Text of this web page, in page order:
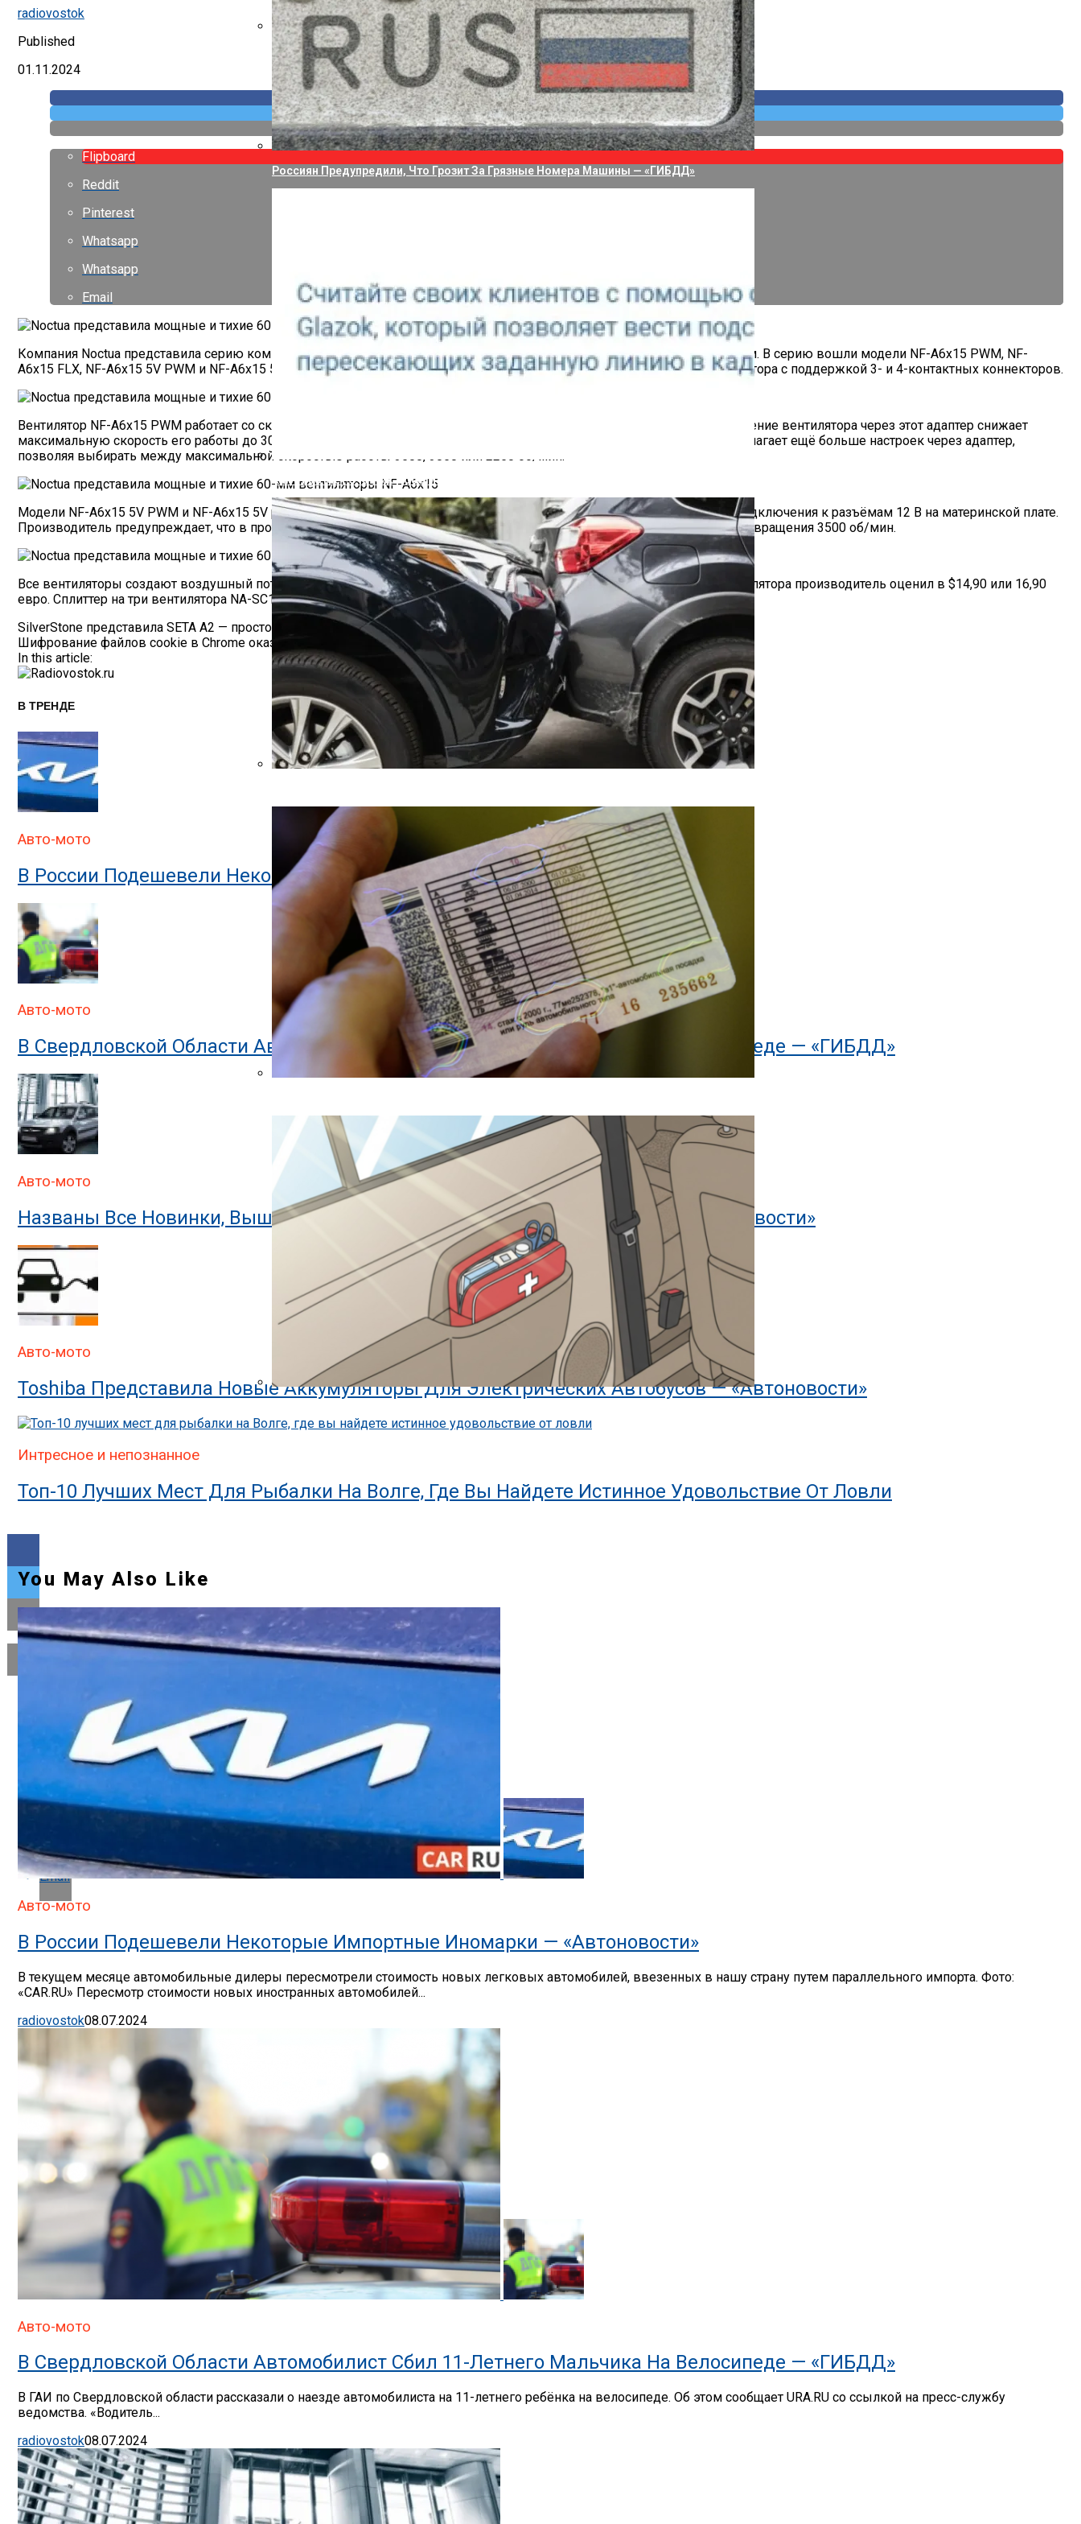
Canon Выпустила Приложение Для Стриминга С Нескольких Камер, Но Не Своих Собственных
Россиян Предупредили, Что Грозит За Грязные Номера Машины — «ГИБДД»
Как Работает Счетчик Посетителей Магазина
radiovostok
Published
01.11.2024
Flipboard
Reddit
Pinterest
Whatsapp
Whatsapp
Email
Компания Noctua представила серию компактных корпусных вентиляторов NF-A6x15 размером 60 мм и толщиной 15 мм. В серию вошли модели NF-A6x15 PWM, NF-
A6x15 FLX, NF-A6x15 5V PWM и NF-A6x15 5V. Кроме того, производитель представил сплиттер NA-SC1 Sx2 на три вентилятора с поддержкой 3- и 4-контактных коннекторов.
Вентилятор NF-A6x15 PWM работает со скоростью до 3500 об/мин и поставляется со специальным адаптером. Подключение вентилятора через этот адаптер снижает
максимальную скорость его работы до 3050 об/мин, тем самым и уменьшая уровень шума. Модель NF-A6x15 FLX предлагает ещё больше настроек через адаптер,
позволяя выбирать между максимальной скоростью работы 3500, 3050 или 2250 об/мин.
Модели NF-A6x15 5V PWM и NF-A6x15 5V рассчитаны на питание с напряжением 5 В и не предназначены для прямого подключения к разъёмам 12 В на материнской плате.
Производитель предупреждает, что в противном случае вентиляторы будут повреждены. Новинки обладает скоростью вращения 3500 об/мин.
Все вентиляторы создают воздушный поток до 23,4 CFM и обладают уровнем шума до 19,8 дБА. Каждую модель вентилятора производитель оценил в $14,90 или 16,90
евро. Сплиттер на три вентилятора NA-SC1 Sx2 компания оценила в $9,90 или 9,90 евро.
Навигация
По
SilverStone представила SETA A2 — просторный корпус для игровых систем и рабочих станций
Шифрование файлов cookie в Chrome оказалось легко взломать, но в Google заявили, что так и задумано
In this article:
В ТРЕНДЕ
Авто-мото
В России Подешевели Некоторые Импортные Иномарки — «Автоновости»
Авто-мото
В Свердловской Области Автомобилист Сбил 11-Летнего Мальчика На Велосипеде — «ГИБДД»
Авто-мото
Названы Все Новинки, Вышедшие На Российский Авторынок В Июне — «Автоновости»
Авто-мото
Toshiba Представила Новые Аккумуляторы Для Электрических Автобусов — «Автоновости»
Интресное и непознанное
Топ-10 Лучших Мест Для Рыбалки На Волге, Где Вы Найдете Истинное Удовольствие От Ловли
Pinterest
Whatsapp
Email
You May Also Like
Авто-мото
В России Подешевели Некоторые Импортные Иномарки — «Автоновости»
В текущем месяце автомобильные дилеры пересмотрели стоимость новых легковых автомобилей, ввезенных в нашу страну путем параллельного импорта. Фото:
«CAR.RU» Пересмотр стоимости новых иностранных автомобилей...
radiovostok08.07.2024
Авто-мото
В Свердловской Области Автомобилист Сбил 11-Летнего Мальчика На Велосипеде — «ГИБДД»
В ГАИ по Свердловской области рассказали о наезде автомобилиста на 11-летнего ребёнка на велосипеде. Об этом сообщает URA.RU со ссылкой на пресс-службу
ведомства. «Водитель...
radiovostok08.07.2024